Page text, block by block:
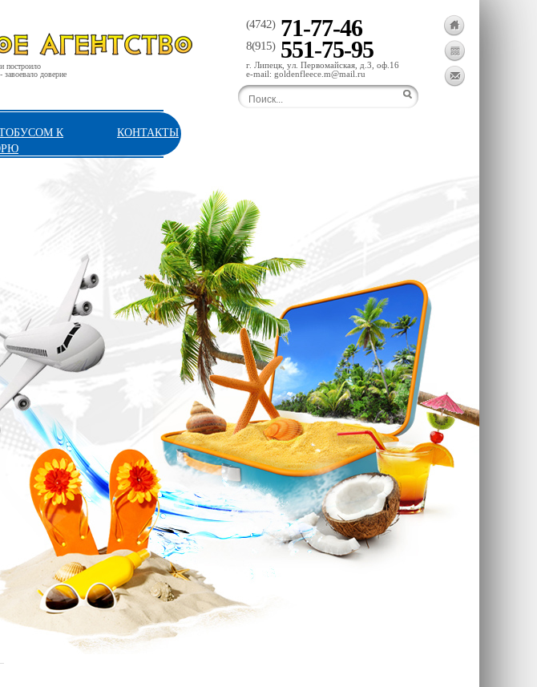
построило
завоевало доверие
(4742) 71-77-46
8(915) 551-75-95
г. Липецк, ул. Первомайская, д.3, оф.16
e-mail: goldenfleece.m@mail.ru
К
КОНТАКТЫ
КАНАРСКИЕ ОСТРОВА,
ОТДЫХ ДЛЯ ВСЕХ
ТАКАЯ БЛИЗКАЯ ДОБРАЯ И
ТЕПЛАЯ ТУРЦИЯ